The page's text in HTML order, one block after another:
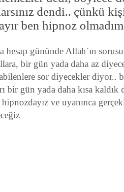
dendi.. çünkü
ben hipnoz
gününde Allah`ın
bir gün yada daha az
sor diyecekler diyor..
bir gün yada daha kısa kaldık
ve uyanınca